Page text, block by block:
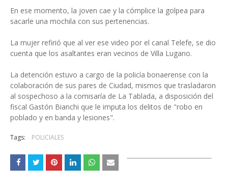
En ese momento, la joven cae y la cómplice la golpea para
sacarle una mochila con sus pertenencias.
La mujer refirió que al ver ese video por el canal Telefe, se dio
cuenta que los asaltantes eran vecinos de Villa Lugano.
La detención estuvo a cargo de la policía bonaerense con la
colaboración de sus pares de Ciudad, mismos que trasladaron
al sospechoso a la comisaría de La Tablada, a disposición del
fiscal Gastón Bianchi que le imputa los delitos de "robo en
poblado y en banda y lesiones".
Tags: POLICIALES